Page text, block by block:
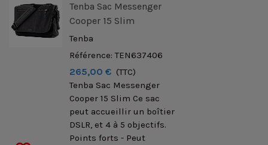
Tenba Sac Messenger
Cooper 15 Slim
Tenba
Référence: TEN637406
265,00 € (TTC)
Tenba Sac Messenger
Cooper 15 Slim Ce sac
peut accueillir un boîtier
DSLR, et 4 à 5 objectifs.
Points forts - Peut